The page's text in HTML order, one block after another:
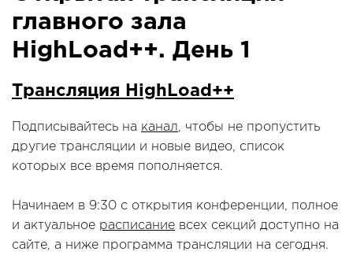
главного зала
HighLoad++. День 1
Трансляция HighLoad++
Подписывайтесь на канал, чтобы не пропустить
другие трансляции и новые видео, список
которых все время пополняется.
Начинаем в 9:30 с открытия конференции, полное
и актуальное расписание всех секций доступно на
сайте, а ниже программа трансляции на сегодня.